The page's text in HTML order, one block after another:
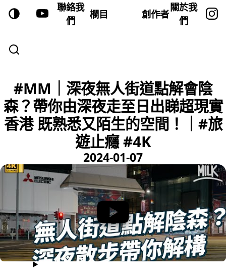
聯絡我
們
欄目 創作者
關於我
們
#MM｜深夜無人街道點解會陰
森？帶你由深夜走至日出睇超現實
香港 既熟悉又陌生的空間！｜#旅
遊止癮 #4K
2024-01-07